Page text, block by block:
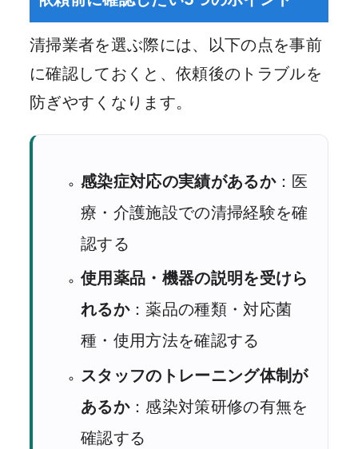
清掃業者を選ぶ際には、以下の点を事前
に確認しておくと、依頼後のトラブルを
防ぎやすくなります。
感染症対応の実績があるか：医
療・介護施設での清掃経験を確
認する
使用薬品・機器の説明を受けら
れるか：薬品の種類・対応菌
種・使用方法を確認する
スタッフのトレーニング体制が
あるか：感染対策研修の有無を
確認する